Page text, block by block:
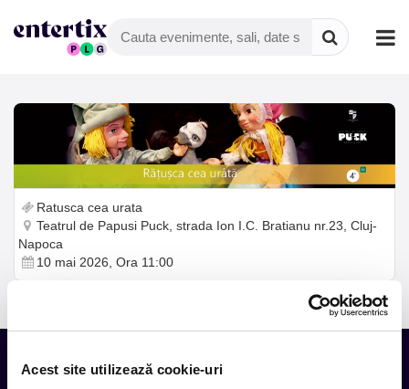
Acest site utilizează cookie-uri
Ratusca cea urata
Teatrul de Papusi Puck, strada Ion I.C. Bratianu nr.23, Cluj-
Napoca
10 mai 2026, Ora 11:00